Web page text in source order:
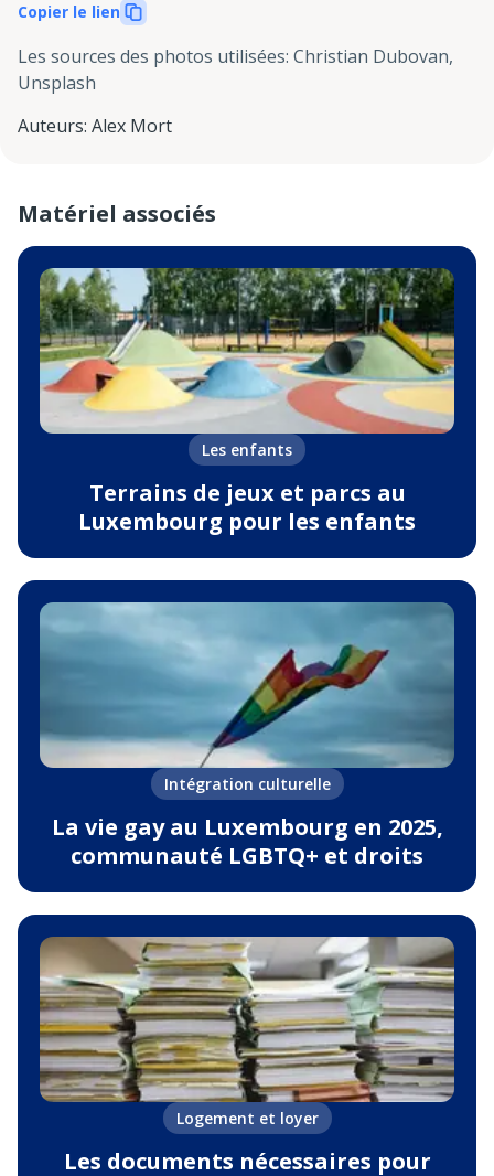
Copier le lien
Les sources des photos utilisées: Christian Dubovan,
Unsplash
Auteurs: Alex Mort
Matériel associés
Les enfants
Terrains de jeux et parcs au
Luxembourg pour les enfants
Intégration culturelle
La vie gay au Luxembourg en 2025,
communauté LGBTQ+ et droits
Logement et loyer
Les documents nécessaires pour